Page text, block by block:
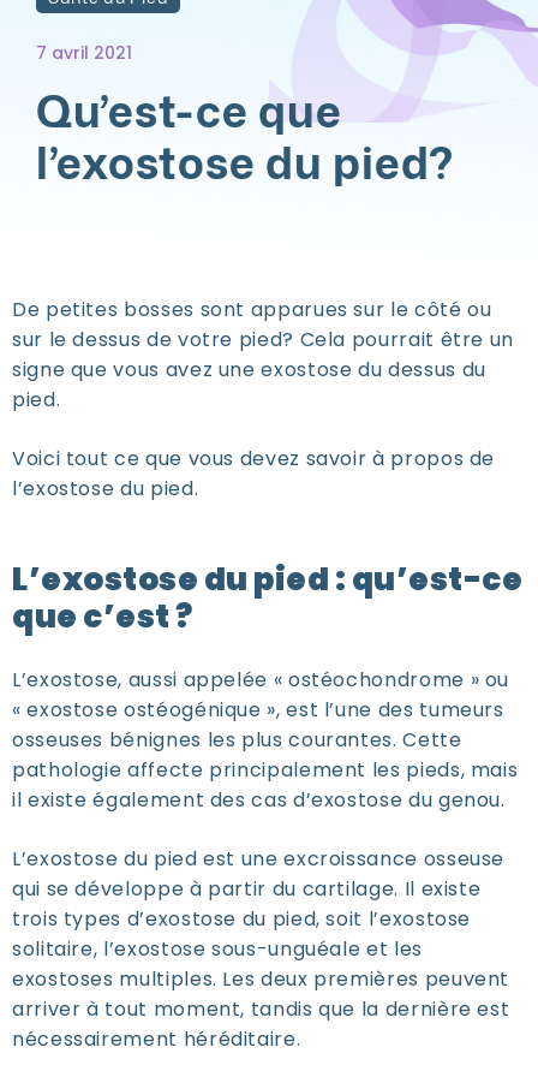
7 avril 2021
Qu’est-ce que
l’exostose du pied?
De petites bosses sont apparues sur le côté ou
sur le dessus de votre pied? Cela pourrait être un
signe que vous avez une exostose du dessus du
pied.
Voici tout ce que vous devez savoir à propos de
l’exostose du pied.
L’exostose du pied : qu’est-ce
que c’est ?
L’exostose, aussi appelée « ostéochondrome » ou
« exostose ostéogénique », est l’une des tumeurs
osseuses bénignes les plus courantes. Cette
pathologie affecte principalement les pieds, mais
il existe également des cas d’exostose du genou.
L’exostose du pied est une excroissance osseuse
qui se développe à partir du cartilage. Il existe
trois types d’exostose du pied, soit l’exostose
solitaire, l’exostose sous-unguéale et les
exostoses multiples. Les deux premières peuvent
arriver à tout moment, tandis que la dernière est
nécessairement héréditaire.